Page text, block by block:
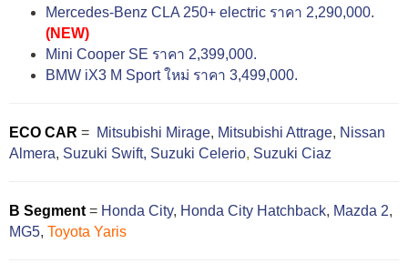
Mercedes-Benz CLA 250+ electric ราคา 2,290,000.
(NEW)
Mini Cooper SE ราคา 2,399,000.
BMW iX3 M Sport ใหม่ ราคา 3,499,000.
ECO CAR = Mitsubishi Mirage, Mitsubishi Attrage, Nissan
Almera, Suzuki Swift, Suzuki Celerio, Suzuki Ciaz
B Segment = Honda City, Honda City Hatchback, Mazda 2,
MG5, Toyota Yaris